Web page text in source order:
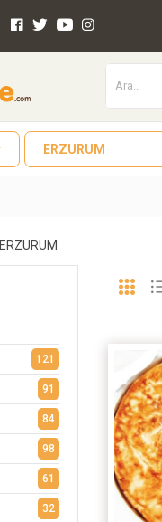
ERZURUM
ERZURUM
121
91
84
98
61
32